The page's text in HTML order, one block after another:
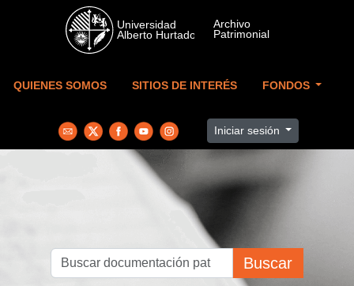
Skip to main content
QUIENES SOMOS SITIOS DE INTERÉS FONDOS
Iniciar sesión
Buscar